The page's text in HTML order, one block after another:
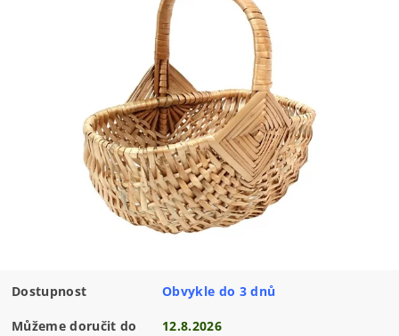
Dostupnost Obvykle do 3 dnů
Můžeme doručit do 12.8.2026